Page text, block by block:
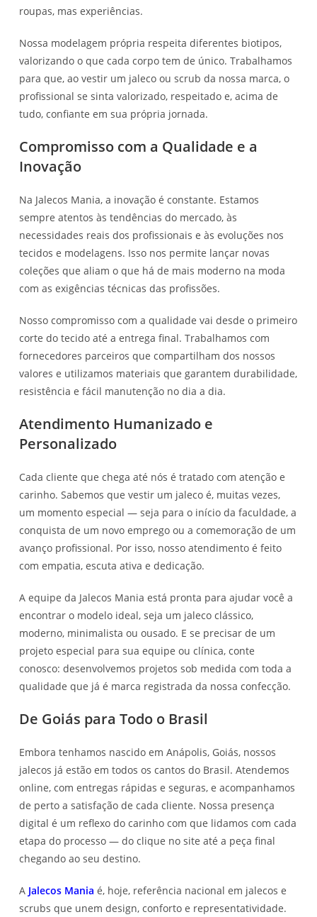
roupas, mas experiências.
Nossa modelagem própria respeita diferentes biotipos,
valorizando o que cada corpo tem de único. Trabalhamos
para que, ao vestir um jaleco ou scrub da nossa marca, o
profissional se sinta valorizado, respeitado e, acima de
tudo, confiante em sua própria jornada.
Compromisso com a Qualidade e a
Inovação
Na Jalecos Mania, a inovação é constante. Estamos
sempre atentos às tendências do mercado, às
necessidades reais dos profissionais e às evoluções nos
tecidos e modelagens. Isso nos permite lançar novas
coleções que aliam o que há de mais moderno na moda
com as exigências técnicas das profissões.
Nosso compromisso com a qualidade vai desde o primeiro
corte do tecido até a entrega final. Trabalhamos com
fornecedores parceiros que compartilham dos nossos
valores e utilizamos materiais que garantem durabilidade,
resistência e fácil manutenção no dia a dia.
Atendimento Humanizado e
Personalizado
Cada cliente que chega até nós é tratado com atenção e
carinho. Sabemos que vestir um jaleco é, muitas vezes,
um momento especial — seja para o início da faculdade, a
conquista de um novo emprego ou a comemoração de um
avanço profissional. Por isso, nosso atendimento é feito
com empatia, escuta ativa e dedicação.
A equipe da Jalecos Mania está pronta para ajudar você a
encontrar o modelo ideal, seja um jaleco clássico,
moderno, minimalista ou ousado. E se precisar de um
projeto especial para sua equipe ou clínica, conte
conosco: desenvolvemos projetos sob medida com toda a
qualidade que já é marca registrada da nossa confecção.
De Goiás para Todo o Brasil
Embora tenhamos nascido em Anápolis, Goiás, nossos
jalecos já estão em todos os cantos do Brasil. Atendemos
online, com entregas rápidas e seguras, e acompanhamos
de perto a satisfação de cada cliente. Nossa presença
digital é um reflexo do carinho com que lidamos com cada
etapa do processo — do clique no site até a peça final
chegando ao seu destino.
A Jalecos Mania é, hoje, referência nacional em jalecos e
scrubs que unem design, conforto e representatividade.